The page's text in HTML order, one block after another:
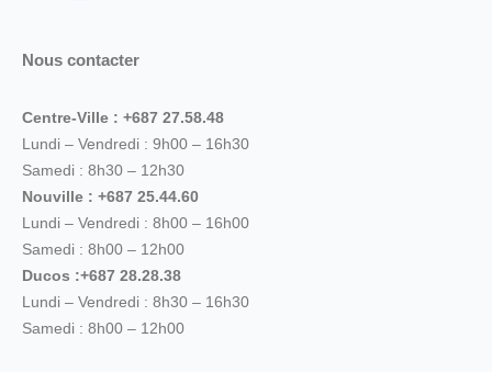
Nous contacter
Centre-Ville : +687 27.58.48
Lundi – Vendredi : 9h00 – 16h30
Samedi : 8h30 – 12h30
Nouville : +687 25.44.60
Lundi – Vendredi : 8h00 – 16h00
Samedi : 8h00 – 12h00
Ducos :+687 28.28.38
Lundi – Vendredi : 8h30 – 16h30
Samedi : 8h00 – 12h00